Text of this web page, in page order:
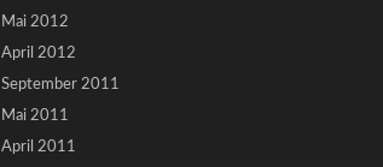
Mai 2012
April 2012
September 2011
Mai 2011
April 2011